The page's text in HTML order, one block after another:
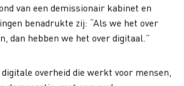
van een demissionair kabinet en
benadrukte zij: “Als we het over
dan hebben we het over digitaal.”
overheid die werkt voor mensen,